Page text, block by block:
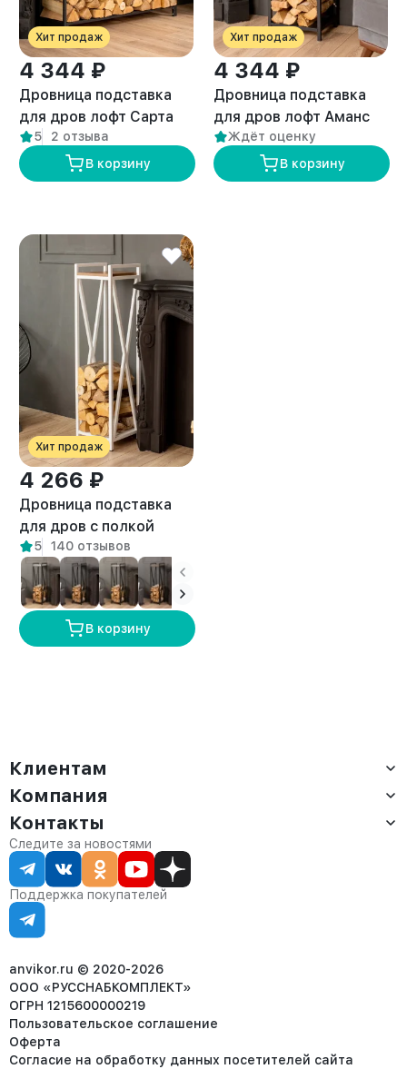
Хит продаж
4 344 ₽
Дровница подставка
для дров лофт Сарта
черная
5
2 отзыва
В корзину
Хит продаж
4 344 ₽
Дровница подставка
для дров лофт Аманс
черная
Ждёт оценку
В корзину
Хит продаж
4 266 ₽
Дровница подставка
для дров с полкой
лофт Тонто белый/
амаретто
5 140 отзывов
В корзину
Клиентам
Доставка
Оплата
Сервис
Статус заказа
Статьи
Компания
О компании
Контакты
Партнёрам
Контакты
Отдел продаж:
8 (800) 234-22-62
corp@anvikor.ru
Ежедневно, с 7:00-19:00 (МСК)
Отдел рекламации:
8 (953) 455-25-61
Следите за новостями
Поддержка покупателей
anvikor.ru © 2020-2026
ООО «РУССНАБКОМПЛЕКТ»
ОГРН 1215600000219
Пользовательское соглашение
Оферта
Согласие на обработку данных посетителей сайта